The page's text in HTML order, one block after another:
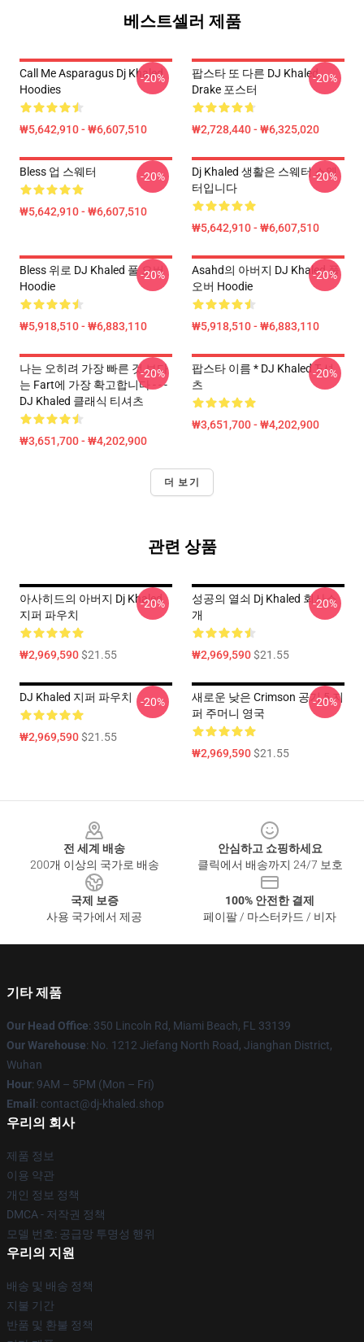
베스트셀러 제품
Call Me Asparagus Dj Khaled
Hoodies
₩5,642,910 - ₩6,607,510
-20%
팝스타 또 다른 DJ Khaled
Drake 포스터
₩2,728,440 - ₩6,325,020
-20%
Bless 업 스웨터
₩5,642,910 - ₩6,607,510
-20%
Dj Khaled 생활은 스웨터 스웨
터입니다
₩5,642,910 - ₩6,607,510
-20%
Bless 위로 DJ Khaled 풀 오버
Hoodie
₩5,918,510 - ₩6,883,110
-20%
Asahd의 아버지 DJ Khaled 풀
오버 Hoodie
₩5,918,510 - ₩6,883,110
-20%
나는 오히려 가장 빠른 것 보다
는 Fart에 가장 확고합니다 - - -
DJ Khaled 클래식 티셔츠
₩3,651,700 - ₩4,202,900
-20%
팝스타 이름 * DJ Khaled T-셔
츠
₩3,651,700 - ₩4,202,900
-20%
더 보기
관련 상품
아사히드의 아버지 Dj Khaled
지퍼 파우치
₩2,969,590$21.55
-20%
성공의 열쇠 Dj Khaled 회사소
개
₩2,969,590$21.55
-20%
DJ Khaled 지퍼 파우치
₩2,969,590$21.55
-20%
새로운 낮은 Crimson 공기 5 지
퍼 주머니 영국
₩2,969,590$21.55
-20%
전 세계 배송
200개 이상의 국가로 배송
안심하고 쇼핑하세요
클릭에서 배송까지 24/7 보호
국제 보증
사용 국가에서 제공
100% 안전한 결제
페이팔 / 마스터카드 / 비자
기타 제품
Our Head Office: 350 Lincoln Rd, Miami Beach, FL 33139
Our Warehouse: No. 1212 Jiefang North Road, Jianghan District,
Wuhan
Hour: 9AM – 5PM (Mon – Fri)
Email : contact@dj-khaled.shop
우리의 회사
제품 정보
이용 약관
개인 정보 정책
DMCA - 저작권 정책
모델 번호: 공급망 투명성 행위
우리의 지원
배송 및 배송 정책
지불 기간
반품 및 환불 정책